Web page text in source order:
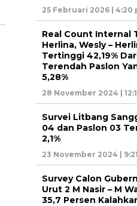
25 Februari 2026 | 4:20
Real Count Internal
Herlina, Wesly –
Tertinggi 42,19%
Terendah Paslon
5,28%
28 November 2024 |
Survei Litbang
04 dan Paslon 03
2,1%
23 November 2024 |
Survey Calon
Urut 2 M Nasir – M
35,7 Persen